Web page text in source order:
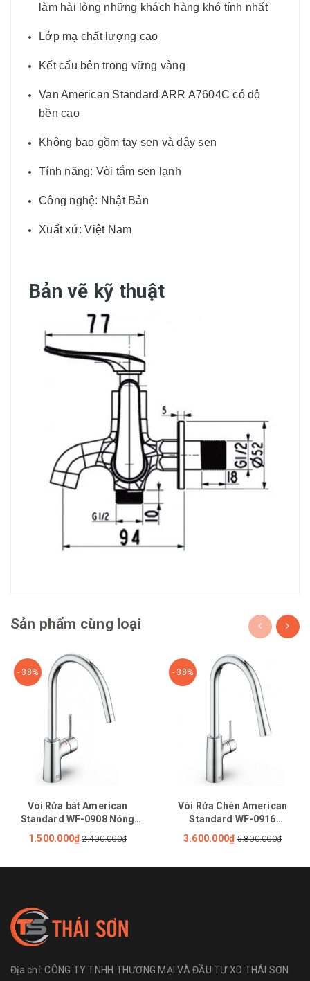
làm hài lòng những khách hàng khó tính nhất
Lớp mạ chất lượng cao
Kết cấu bên trong vững vàng
Van American Standard ARR A7604C có độ
bền cao
Không bao gồm tay sen và dây sen
Tính năng: Vòi tắm sen lạnh
Công nghệ: Nhật Bản
Xuất xứ: Việt Nam
Bản vẽ kỹ thuật
Sản phẩm cùng loại
- 38%
Vòi Rửa bát American
Standard WF-0908 Nóng
Lạnh
1.500.000₫ 2.400.000₫
- 38%
Vòi Rửa Chén American
Standard WF-0916
(1009160000) Nóng Lạnh Rút
Dây Agate
3.600.000₫ 5.800.000₫
Địa chỉ:CÔNG TY TNHH THƯƠNG MẠI VÀ ĐẦU TƯ XD THÁI SƠN